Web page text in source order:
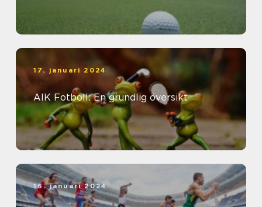
17. januari 2024
AIK Fotboll: En grundlig översikt
16. januari 2024